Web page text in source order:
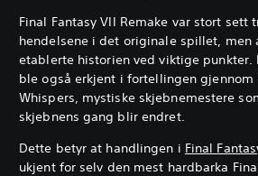
Final Fantasy VII Remake var stort sett
hendelsene i det originale spillet, men
etablerte historien ved viktige punkter.
ble også erkjent i fortellingen gjennom
Whispers, mystiske skjebnemestere
skjebnens gang blir endret.
Dette betyr at handlingen i Final
ukjent for selv den mest hardbarka